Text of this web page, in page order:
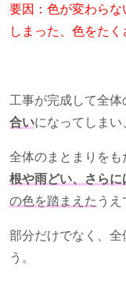
要因：色が変わら
しまった、色をたく
工事が完成して全体
合いになってしまい
全体のまとまりをも
根や雨どい、さら
の色を踏まえた うえ
部分だけでなく、全
う。